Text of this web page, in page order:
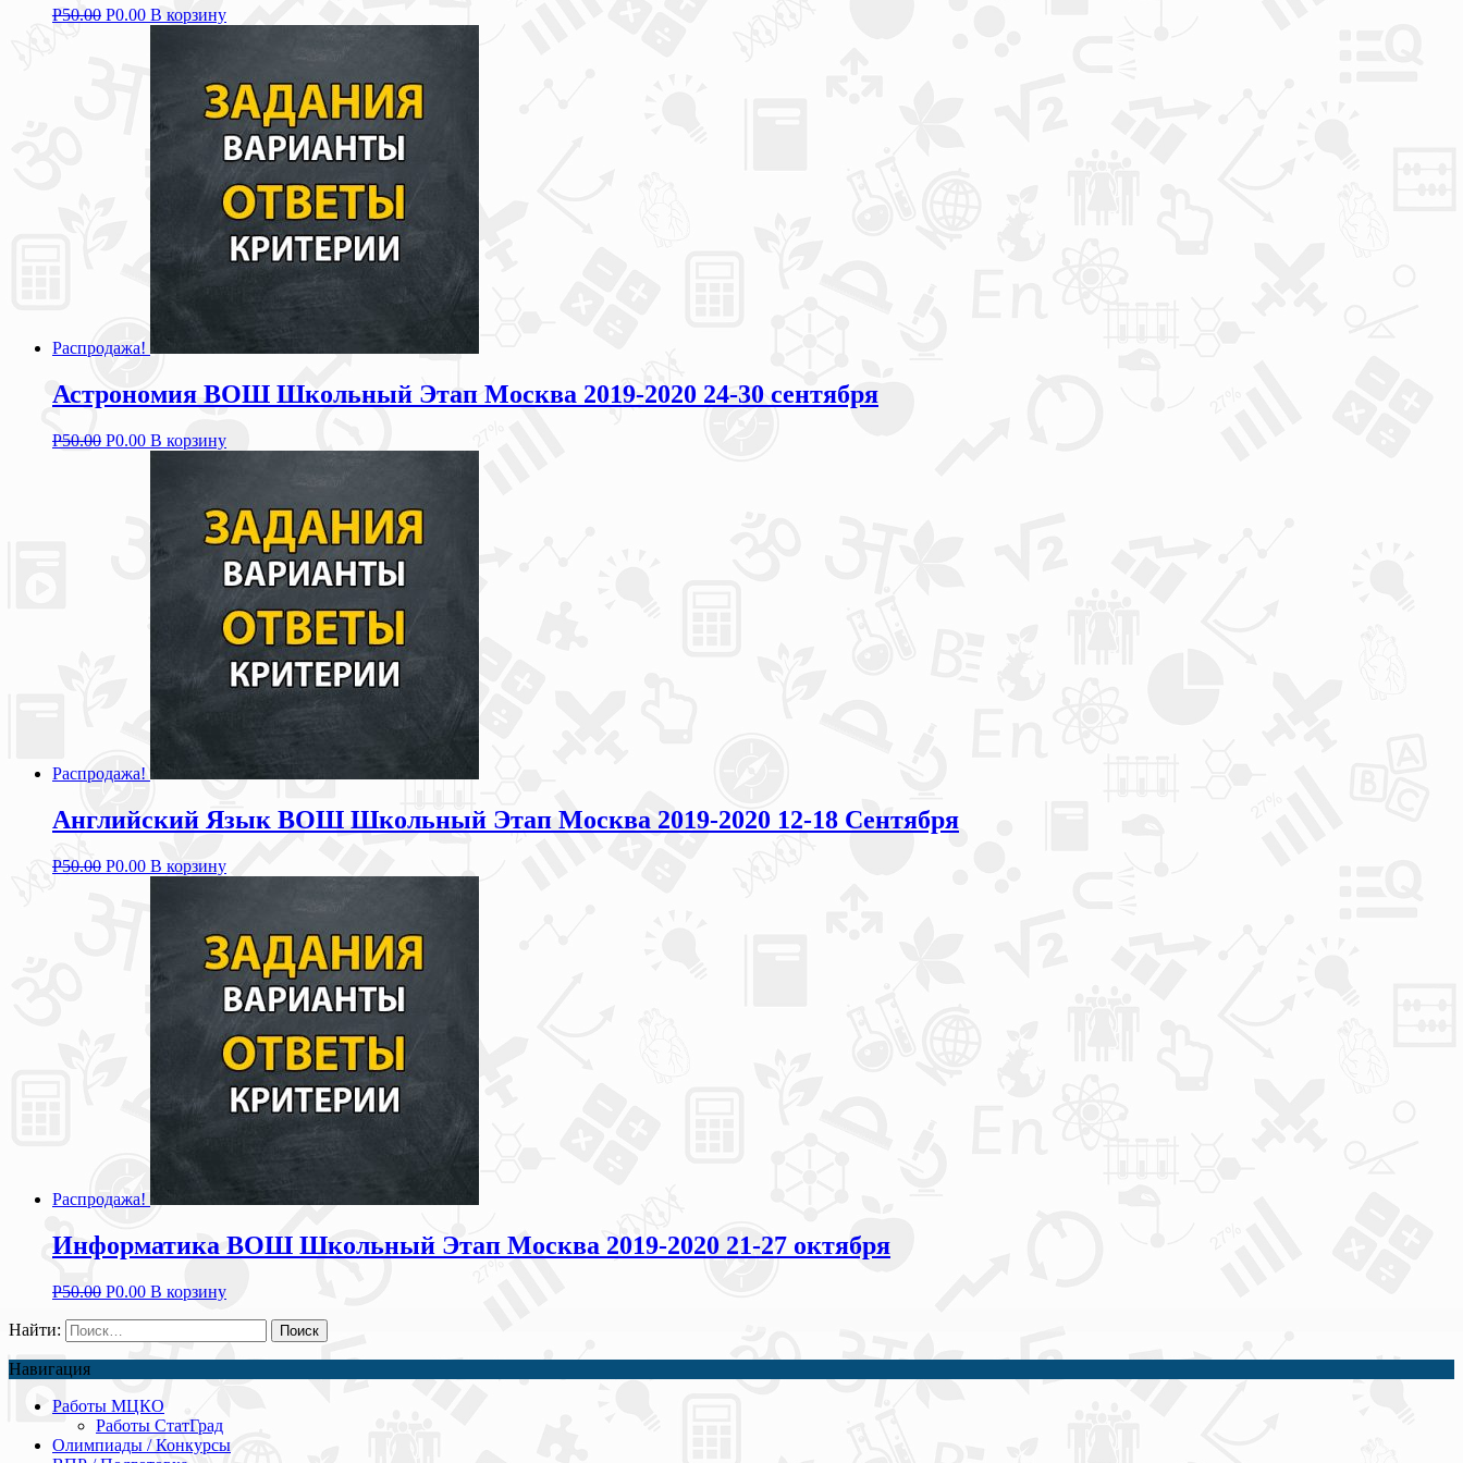
Р50.00 Р0.00 В корзину
Распродажа!
Астрономия ВОШ Школьный Этап Москва 2019-2020 24-30 сентября
Р50.00 Р0.00 В корзину
Распродажа!
Английский Язык ВОШ Школьный Этап Москва 2019-2020 12-18 Сентября
Р50.00 Р0.00 В корзину
Распродажа!
Информатика ВОШ Школьный Этап Москва 2019-2020 21-27 октября
Р50.00 Р0.00 В корзину
Найти:
Навигация
Работы МЦКО
Работы СтатГрад
Олимпиады / Конкурсы